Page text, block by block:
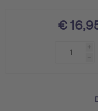
€
i
h